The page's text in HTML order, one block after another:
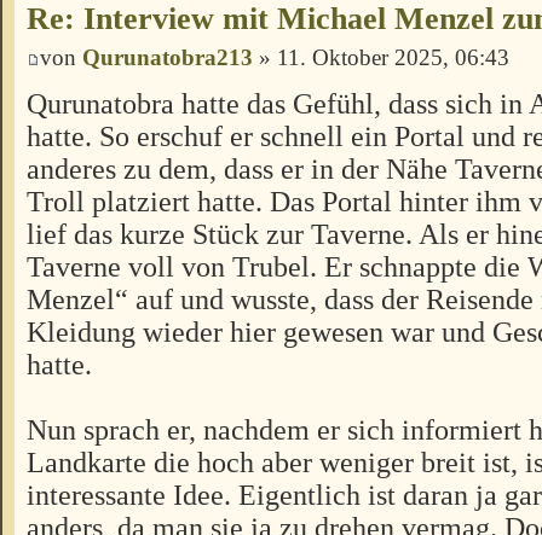
Re: Interview mit Michael Menzel
von Qurunatobra213 » 11. Oktober 2025, 06:43
Qurunatobra hatte das Gefühl, dass sich in
hatte. So erschuf er schnell ein Portal und
anderes zu dem, dass er in der Nähe
Troll platziert hatte. Das Portal hinter ihm
lief das kurze Stück zur Taverne. Als er
Taverne voll von Trubel. Er schnappte die
Menzel“ auf und wusste, dass der
Kleidung wieder hier gewesen war und
hatte.
Nun sprach er, nachdem er sich informiert
Landkarte die hoch aber weniger breit ist,
interessante Idee. Eigentlich ist daran ja
anders, da man sie ja zu drehen vermag.